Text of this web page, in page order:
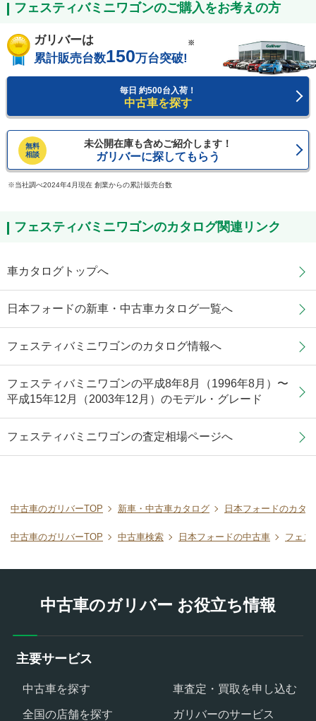
フェスティバミニワゴンのご購入をお考えの方
ガリバーは
累計販売台数150万台突破!
※
毎日 約500台入荷！
中古車を探す
無料
相談
未公開在庫も含めご紹介します！
ガリバーに探してもらう
当社調べ2024年4月現在 創業からの累計販売台数
フェスティバミニワゴンのカタログ関連リンク
車カタログトップへ
日本フォードの新車・中古車カタログ一覧へ
フェスティバミニワゴンのカタログ情報へ
フェスティバミニワゴンの平成8年8月（1996年8月）〜
平成15年12月（2003年12月）のモデル・グレード
フェスティバミニワゴンの査定相場ページへ
中古車のガリバーTOP 新車・中古車カタログ 日本フォードのカタ
中古車のガリバーTOP 中古車検索 日本フォードの中古車 フェス
中古車のガリバー お役立ち情報
主要サービス
中古車を探す
車査定・買取を申し込む
全国の店舗を探す
ガリバーのサービス